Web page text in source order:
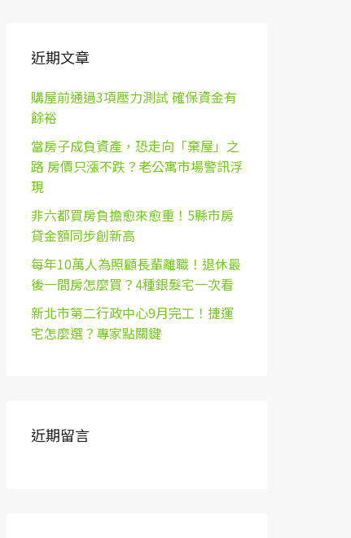
近期文章
購屋前通過3項壓力測試 確保資金有
餘裕
當房子成負資產，恐走向「棄屋」之
路 房價只漲不跌？老公寓市場警訊浮
現
非六都買房負擔愈來愈重！5縣市房
貸金額同步創新高
每年10萬人為照顧長輩離職！退休最
後一間房怎麼買？4種銀髮宅一次看
新北市第二行政中心9月完工！捷運
宅怎麼選？專家點關鍵
近期留言